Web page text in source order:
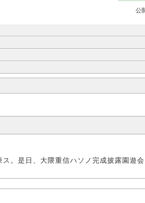
公
。是日、大隈重信ハソノ完成披露園遊